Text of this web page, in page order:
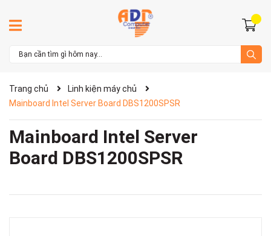
Trang chủ
Linh kiện máy chủ
Mainboard Intel Server Board DBS1200SPSR
Mainboard Intel Server
Board DBS1200SPSR